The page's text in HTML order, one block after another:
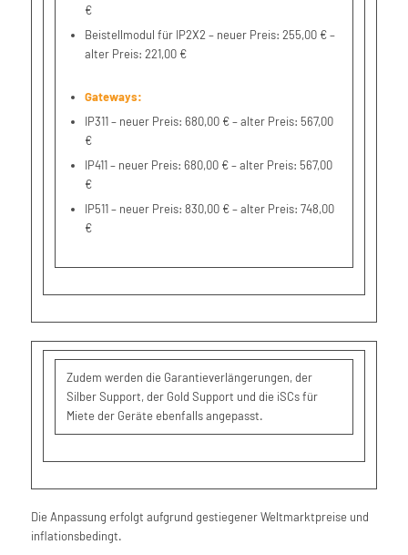
€
Beistellmodul für IP2X2 – neuer Preis: 255,00 € –
alter Preis: 221,00 €
Gateways:
IP311 – neuer Preis: 680,00 € – alter Preis: 567,00
€
IP411 – neuer Preis: 680,00 € – alter Preis: 567,00
€
IP511 – neuer Preis: 830,00 € – alter Preis: 748,00
€
Zudem werden die Garantieverlängerungen, der
Silber Support, der Gold Support und die iSCs für
Miete der Geräte ebenfalls angepasst.
Die Anpassung erfolgt aufgrund gestiegener Weltmarktpreise und
inflationsbedingt.